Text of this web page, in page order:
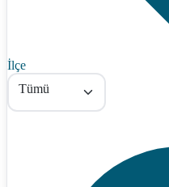
İlçe
Tümü